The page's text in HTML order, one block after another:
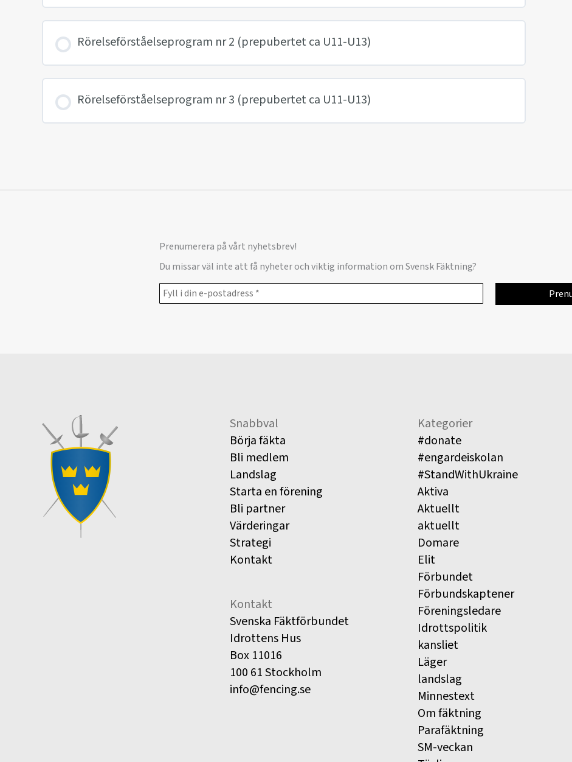
Rörelseförståelseprogram nr 2 (prepubertet ca U11-U13)
Rörelseförståelseprogram nr 3 (prepubertet ca U11-U13)
Prenumerera på vårt nyhetsbrev!
Du missar väl inte att få nyheter och viktig information om Svensk Fäktning?
Snabbval
Börja fäkta
Bli medlem
Landslag
Starta en förening
Bli partner
Värderingar
Strategi
Kontakt
Kontakt
Svenska Fäktförbundet
Idrottens Hus
Box 11016
100 61 Stockholm
info@fencing.se
Kategorier
#donate
#engardeiskolan
#StandWithUkraine
Aktiva
Aktuellt
aktuellt
Domare
Elit
Förbundet
Förbundskaptener
Föreningsledare
Idrottspolitik
kansliet
Läger
landslag
Minnestext
Om fäktning
Parafäktning
SM-veckan